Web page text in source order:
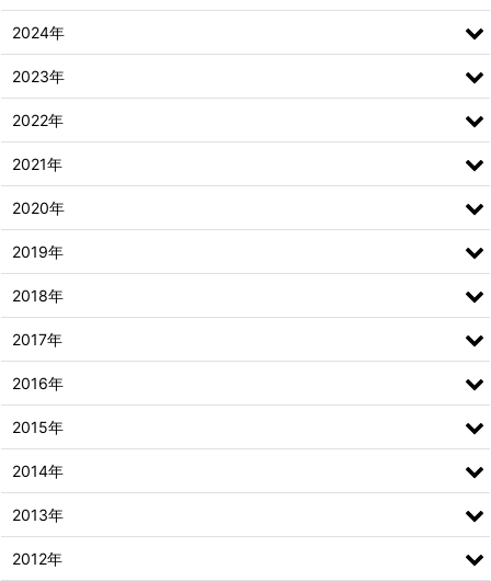
2024年
2023年
2022年
2021年
2020年
2019年
2018年
2017年
2016年
2015年
2014年
2013年
2012年